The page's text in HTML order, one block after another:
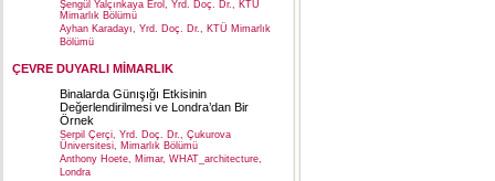
Şengül Yalçınkaya Erol, Yrd. Doç. Dr., KTÜ
Mimarlık Bölümü
Ayhan Karadayı, Yrd. Doç. Dr., KTÜ Mimarlık
Bölümü
ÇEVRE DUYARLI MİMARLIK
Binalarda Günışığı Etkisinin
Değerlendirilmesi ve Londra’dan Bir
Örnek
Serpil Çerçi, Yrd. Doç. Dr., Çukurova
Üniversitesi, Mimarlık Bölümü
Anthony Hoete, Mimar, WHAT_architecture,
Londra